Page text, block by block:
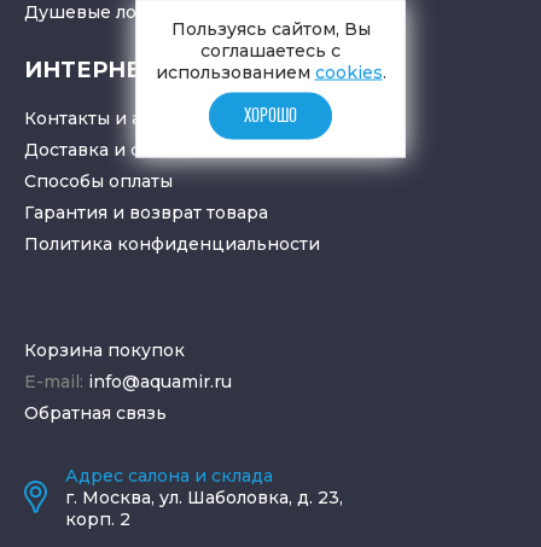
Душевые лотки
ИНТЕРНЕТ-МАГАЗИН
Контакты и адрес
Доставка и самовывоз
Способы оплаты
Гарантия и возврат товара
Политика конфиденциальности
Корзина покупок
E-mail: info@aquamir.ru
Обратная связь
Адрес салона и склада
г. Москва, ул. Шаболовка, д. 23,
корп. 2
Пользуясь сайтом, Вы
соглашаетесь с
использованием cookies.
ХОРОШО